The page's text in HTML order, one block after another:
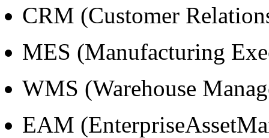
CRM (Customer
MES (Manufacturing
WMS (Warehouse
EAM